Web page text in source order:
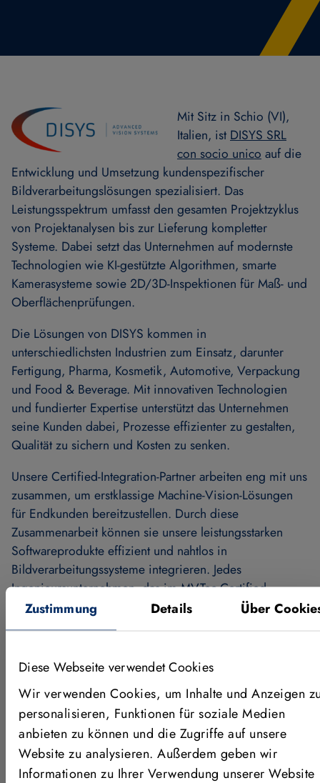
Zustimmung Details Über
Diese Webseite verwendet Cookies
Wir verwenden Cookies, um Inhalte und Anzeigen
personalisieren, Funktionen für soziale Medien
anbieten zu können und die Zugriffe auf unsere
Website zu analysieren. Außerdem geben wir
Informationen zu Ihrer Verwendung unserer Website
Mit Sitz in Schio (VI),
Italien, ist DISYS SRL
con socio unico auf die
Entwicklung und Umsetzung kundenspezifischer
Bildverarbeitungslösungen spezialisiert. Das
Leistungsspektrum umfasst den gesamten Projektzyklus
von Projektanalysen bis zur Lieferung kompletter
Systeme. Dabei setzt das Unternehmen auf modernste
Technologien wie KI-gestützte Algorithmen, smarte
Kamerasysteme sowie 2D/3D-Inspektionen für Maß- und
Oberflächenprüfungen.
Die Lösungen von DISYS kommen in
unterschiedlichsten Industrien zum Einsatz, darunter
Fertigung, Pharma, Kosmetik, Automotive, Verpackung
und Food & Beverage. Mit innovativen Technologien
und fundierter Expertise unterstützt das Unternehmen
seine Kunden dabei, Prozesse effizienter zu gestalten,
Qualität zu sichern und Kosten zu senken.
Unsere Certified-Integration-Partner arbeiten eng mit uns
zusammen, um erstklassige Machine-Vision-Lösungen
für Endkunden bereitzustellen. Durch diese
Zusammenarbeit können sie unsere leistungsstarken
Softwareprodukte effizient und nahtlos in
Bildverarbeitungssysteme integrieren. Jedes
Ingenieursunternehmen, das im MVTec Certified
Integration Partner Programm aufgenommen wird,
durchläuft einen anspruchsvollen Auswahlprozess. Wir
idealen Systemintegrator für Ihre spezifische